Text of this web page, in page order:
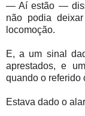
— Aí estão —
não podia
locomoção.
E, a um sinal
aprestados, e
quando o referido
Estava dado o